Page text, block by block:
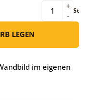
-
+ St
LEGEN
im eigenen